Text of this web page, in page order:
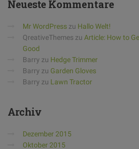
Neueste Kommentare
Mr WordPress zu Hallo Welt!
QreativeThemes zu Article: How to
Good
Barry zu Hedge Trimmer
Barry zu Garden Gloves
Barry zu Lawn Tractor
Archiv
Dezember 2015
Oktober 2015